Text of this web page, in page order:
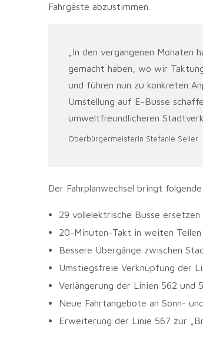
Fahrgäste abzustimmen.
„In den vergangenen
gemacht haben, wo wir
und führen nun zu konkreten
Umstellung auf E-Busse
umweltfreundlicheren
Oberbürgermeisterin Stefanie Seiler
Der Fahrplanwechsel bringt
29 vollelektrische Busse
20-Minuten-Takt in weiten
Bessere Übergänge zwischen
Umstiegsfreie Verknüpfung der
Verlängerung der Linien 562 und
Neue Fahrtangebote an Sonn-
Erweiterung der Linie 567 zur